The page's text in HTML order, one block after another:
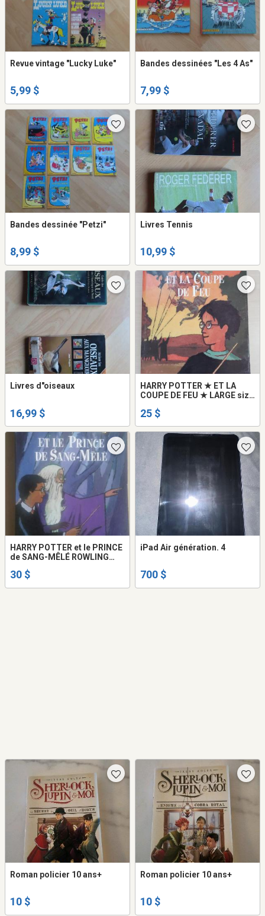
Revue vintage "Lucky Luke"
5,99 $
Bandes dessinées "Les 4 As"
7,99 $
Bandes dessinée "Petzi"
8,99 $
Livres Tennis
10,99 $
Livres d"oiseaux
16,99 $
HARRY POTTER ★ ET LA
COUPE DE FEU ★ LARGE size
FORMAT LARGE
25 $
HARRY POTTER et le PRINCE
de SANG-MÊLÉ ROWLING
de POTTER +
30 $
iPad Air génération. 4
700 $
Roman policier 10 ans+
10 $
Roman policier 10 ans+
10 $